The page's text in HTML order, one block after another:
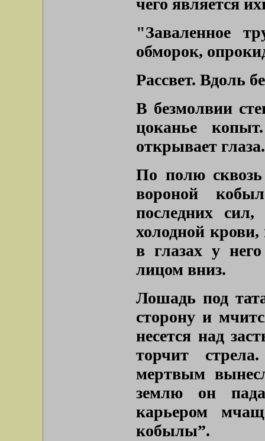
чего является
"Заваленное
обморок,
Рассвет. Вдоль
В безмолвии
цоканье
открывает глаза.
По полю сквозь
вороной
последних
холодной
в глазах у
лицом вниз.
Лошадь под
сторону и
несется над
торчит
мертвым
землю он
карьером
кобылы”.